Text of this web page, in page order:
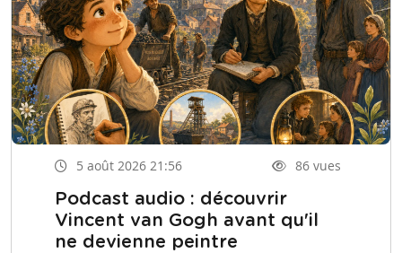
5 août 2026 21:56 86 vues
Podcast audio : découvrir
Vincent van Gogh avant qu'il
ne devienne peintre